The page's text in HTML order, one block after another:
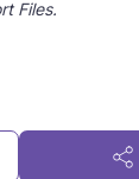
Files.